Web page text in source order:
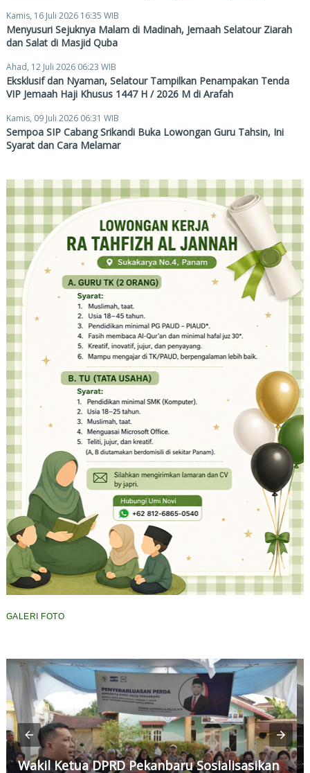
Kamis, 16 Juli 2026 16:35 WIB
Menyusuri Sejuknya Malam di Madinah, Jemaah Selatour Ziarah
dan Salat di Masjid Quba
Ahad, 12 Juli 2026 06:23 WIB
Eksklusif dan Nyaman, Selatour Tampilkan Penampakan Tenda
VIP Jemaah Haji Khusus 1447 H / 2026 M di Arafah
Kamis, 09 Juli 2026 06:31 WIB
Sempoa SIP Cabang Srikandi Buka Lowongan Guru Tahsin, Ini
Syarat dan Cara Melamar
GALERI FOTO
Wakil Ketua DPRD Pekanbaru Sosialisasikan